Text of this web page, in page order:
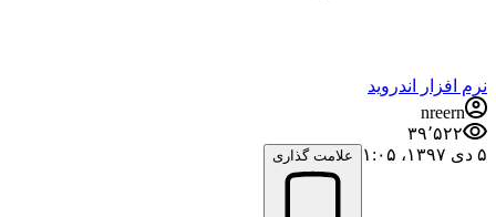
نرم افزار اندروید
nreern
۳۹٬۵۲۲
۵ دی ۱۳۹۷،‏ ۱:۰۵
علامت گذاری